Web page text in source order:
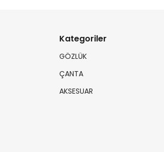
Kategoriler
GÖZLÜK
ÇANTA
AKSESUAR